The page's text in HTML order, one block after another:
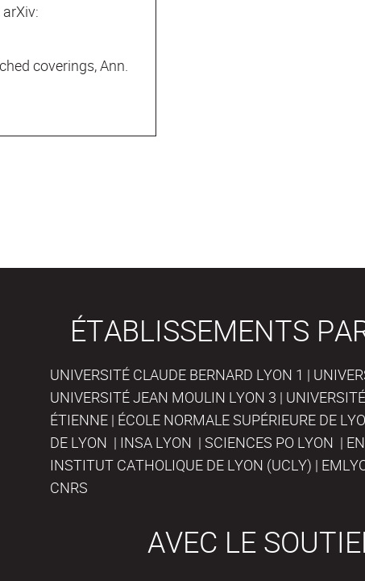
coverings, Ann.
ÉTABLISSEMENTS
UNIVERSITÉ CLAUDE BERNARD LYON 1 |
UNIVERSITÉ JEAN MOULIN LYON 3 |
ÉTIENNE | ÉCOLE NORMALE SUPÉRIEURE DE
DE LYON | INSA LYON | SCIENCES PO LYON |
INSTITUT CATHOLIQUE DE LYON (UCLY) |
CNRS
AVEC LE